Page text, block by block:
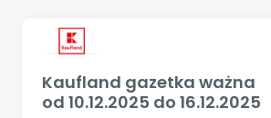
Kaufland gazetka ważna
od 10.12.2025 do 16.12.2025